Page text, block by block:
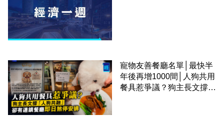
寵物友善餐廳名單│最快半
年後再增1000間│人狗共用
餐具惹爭議？狗主長文撐